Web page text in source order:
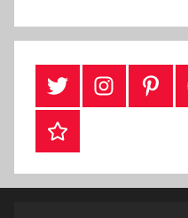
#TwitterInstagram
Webshop